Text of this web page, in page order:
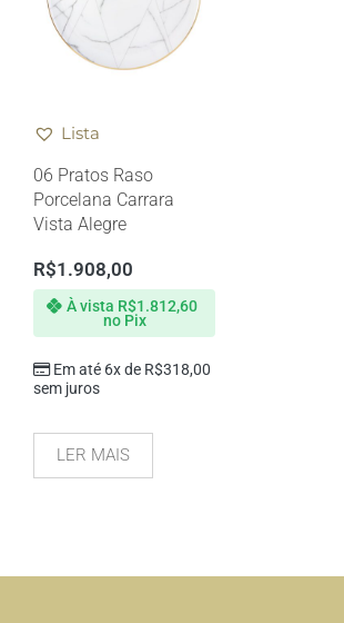
Lista
06 Pratos Raso
Porcelana Carrara
Vista Alegre
R$1.908,00
Em até 6x de R$318,00
sem juros
À vista R$1.812,60
no Pix
LER MAIS